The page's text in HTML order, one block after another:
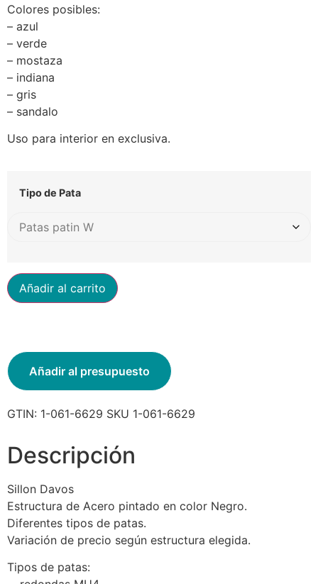
Colores posibles:
– azul
– verde
– mostaza
– indiana
– gris
– sandalo
Uso para interior en exclusiva.
Tipo de Pata
Añadir al carrito
Añadir al presupuesto
GTIN: 1-061-6629 SKU 1-061-6629
Descripción
Sillon Davos
Estructura de Acero pintado en color Negro.
Diferentes tipos de patas.
Variación de precio según estructura elegida.
Tipos de patas: